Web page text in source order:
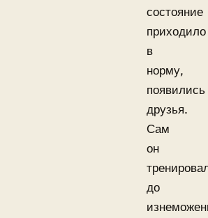
состояние
приходило
в
норму,
появились
друзья.
Сам
он
до